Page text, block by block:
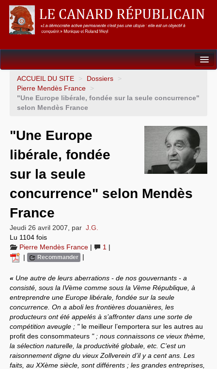
Dossiers
L’Union européenne
Un éléphant, ça trompe énormément !
Gouvernance mondiale & mondialisation
International
Résistances
L’Empire américain
Systèmes & société sous contrôle
Nouvelles de l’antirépublique
Guerre en Ukraine
ACCUEIL DU SITE > Dossiers
>
Pierre Mendès France
>
"Une Europe libérale, fondée sur la seule concurrence"
selon Mendès France
"Une Europe
libérale, fondée
sur la seule
concurrence" selon Mendès
France
Jeudi 26 avril 2007 par J.G.
Lu 1104 fois
Pierre Mendès France | 1 |
|
Recommander |
« Une autre de leurs aberrations - de nos gouvernants - a
consisté, sous la IVème comme sous la Vème République, à
entreprendre une Europe libérale, fondée sur la seule
concurrence. On a aboli les frontières douanières, les
producteurs ont été appelés à s’affronter dans une sorte de
compétition aveugle ; " le meilleur l’emportera sur les autres au
profit des consommateurs " ; nous connaissons ce vieux thème,
la sélection naturelle, la productivité globale, etc. C’est un
raisonnement digne du vieux Zollverein d’il y a cent ans. Les
faits, au XXème siècle, sont différents ; les grandes entreprises,